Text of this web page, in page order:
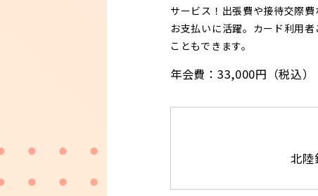
サービス！出張費や接待交際
お支払いに活躍。カード利用
こともできます。
年会費：33,000円（税込）
北陸